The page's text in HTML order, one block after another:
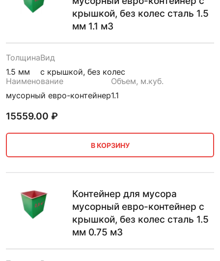
крышкой, без колес сталь 1.5
мм 1.1 м3
Толщина
1.5 мм
Вид
с крышкой, без колес
Наименование
мусорный евро-контейнер
Объем, м.куб.
1.1
15559.00 ₽
В КОРЗИНУ
Контейнер для мусора
мусорный евро-контейнер с
крышкой, без колес сталь 1.5
мм 0.75 м3